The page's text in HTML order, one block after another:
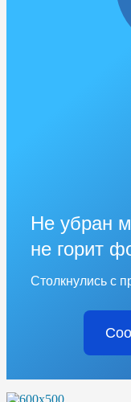
Не убран
не горит
Столкнулись с